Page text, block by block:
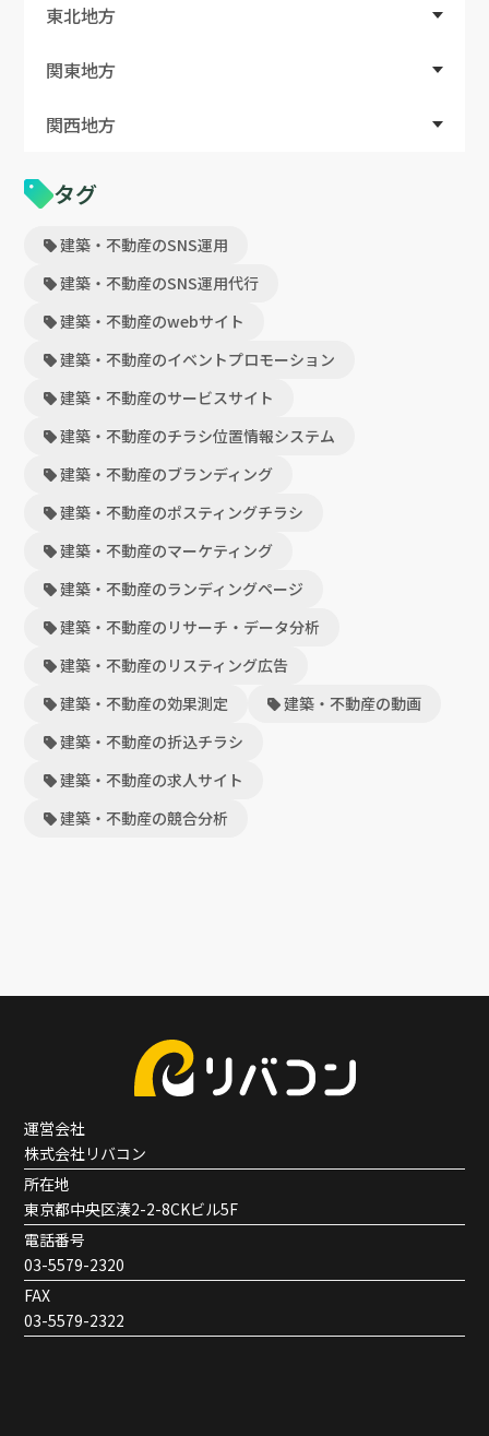
東北地方
関東地方
関西地方
タグ
建築・不動産のSNS運用
建築・不動産のSNS運用代行
建築・不動産のwebサイト
建築・不動産のイベントプロモーション
建築・不動産のサービスサイト
建築・不動産のチラシ位置情報システム
建築・不動産のブランディング
建築・不動産のポスティングチラシ
建築・不動産のマーケティング
建築・不動産のランディングページ
建築・不動産のリサーチ・データ分析
建築・不動産のリスティング広告
建築・不動産の効果測定
建築・不動産の動画
建築・不動産の折込チラシ
建築・不動産の求人サイト
建築・不動産の競合分析
運営会社
株式会社リバコン
所在地
東京都中央区湊2-2-8CKビル5F
電話番号
03-5579-2320
FAX
03-5579-2322